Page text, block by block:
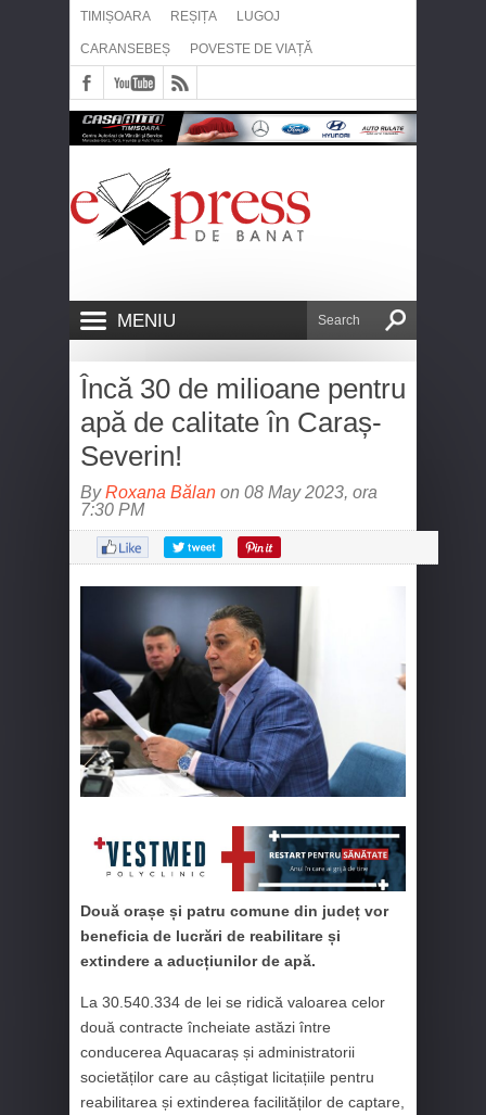
TIMIȘOARA REȘIȚA LUGOJ
CARANSEBEȘ POVESTE DE VIAȚĂ
MENIU
Încă 30 de milioane pentru
apă de calitate în Caraș-
Severin!
ByRoxana Bălan on 08 May 2023, ora
7:30 PM
Două orașe și patru comune din județ vor
beneficia de lucrări de reabilitare și
extindere a aducțiunilor de apă.
La 30.540.334 de lei se ridică valoarea celor
două contracte încheiate astăzi între
conducerea Aquacaraș și administratorii
societăților care au câștigat licitațiile pentru
reabilitarea și extinderea facilităților de captare,